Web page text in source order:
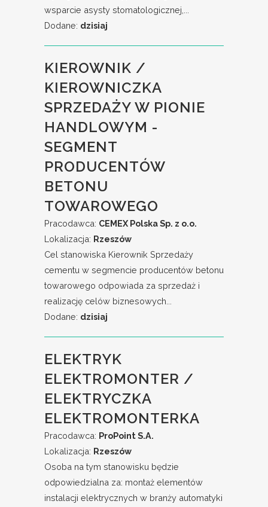
wsparcie asysty stomatologicznej,...
Dodane: dzisiaj
KIEROWNIK /
KIEROWNICZKA
SPRZEDAŻY W PIONIE
HANDLOWYM -
SEGMENT
PRODUCENTÓW
BETONU
TOWAROWEGO
Pracodawca: CEMEX Polska Sp. z o.o.
Lokalizacja: Rzeszów
Cel stanowiska Kierownik Sprzedaży
cementu w segmencie producentów betonu
towarowego odpowiada za sprzedaż i
realizację celów biznesowych...
Dodane: dzisiaj
ELEKTRYK
ELEKTROMONTER /
ELEKTRYCZKA
ELEKTROMONTERKA
Pracodawca: ProPoint S.A.
Lokalizacja: Rzeszów
Osoba na tym stanowisku będzie
odpowiedzialna za: montaż elementów
instalacji elektrycznych w branży automatyki